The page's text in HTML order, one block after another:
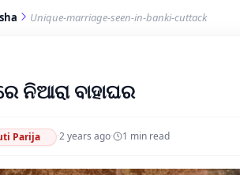
Unique-marriage-seen-in-banki-cuttack
ନିଆରା ବାହାଘର
Parija ·2 years ago· 1 min read